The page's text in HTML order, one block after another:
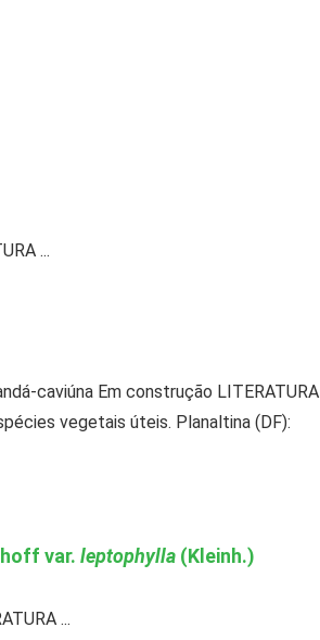
...
caviúna Em construção LITERATURA
vegetais úteis. Planaltina (DF):
var. leptophylla (Kleinh.)
...